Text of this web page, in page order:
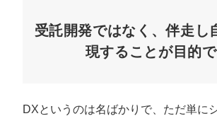
受託開発ではなく、伴走し
現することが目的
DXというのは名ばかりで、ただ単に